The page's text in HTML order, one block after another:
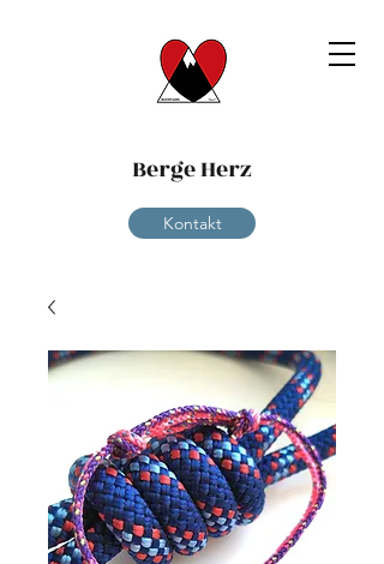
Berge Herz
Kontakt